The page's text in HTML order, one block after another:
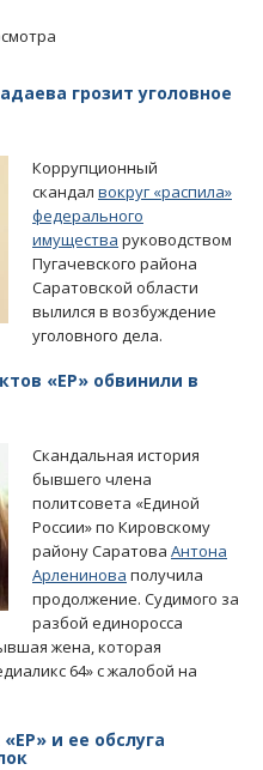
грозит уголовное
Коррупционный
скандал вокруг «распила»
федерального
имущества руководством
Пугачевского района
Саратовской области
вылился в возбуждение
уголовного дела.
«ЕР» обвинили в
Скандальная история
бывшего члена
политсовета «Единой
России» по Кировскому
району Саратова Антона
Арленинова получила
продолжение. Судимого за
разбой единоросса
жена, которая
64» с жалобой на
и ее обслуга